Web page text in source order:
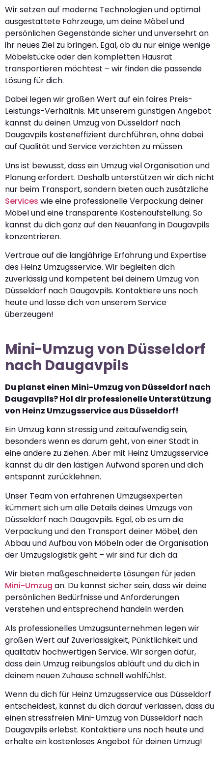
Wir setzen auf moderne Technologien und optimal
ausgestattete Fahrzeuge, um deine Möbel und
persönlichen Gegenstände sicher und unversehrt an
ihr neues Ziel zu bringen. Egal, ob du nur einige wenige
Möbelstücke oder den kompletten Hausrat
transportieren möchtest – wir finden die passende
Lösung für dich.
Dabei legen wir großen Wert auf ein faires Preis-
Leistungs-Verhältnis. Mit unserem günstigen Angebot
kannst du deinen Umzug von Düsseldorf nach
Daugavpils kosteneffizient durchführen, ohne dabei
auf Qualität und Service verzichten zu müssen.
Uns ist bewusst, dass ein Umzug viel Organisation und
Planung erfordert. Deshalb unterstützen wir dich nicht
nur beim Transport, sondern bieten auch zusätzliche
Services wie eine professionelle Verpackung deiner
Möbel und eine transparente Kostenaufstellung. So
kannst du dich ganz auf den Neuanfang in Daugavpils
konzentrieren.
Vertraue auf die langjährige Erfahrung und Expertise
des Heinz Umzugsservice. Wir begleiten dich
zuverlässig und kompetent bei deinem Umzug von
Düsseldorf nach Daugavpils. Kontaktiere uns noch
heute und lasse dich von unserem Service
überzeugen!
Mini-Umzug von Düsseldorf
nach Daugavpils
Du planst einen Mini-Umzug von Düsseldorf nach
Daugavpils? Hol dir professionelle Unterstützung
von Heinz Umzugsservice aus Düsseldorf!
Ein Umzug kann stressig und zeitaufwendig sein,
besonders wenn es darum geht, von einer Stadt in
eine andere zu ziehen. Aber mit Heinz Umzugsservice
kannst du dir den lästigen Aufwand sparen und dich
entspannt zurücklehnen.
Unser Team von erfahrenen Umzugsexperten
kümmert sich um alle Details deines Umzugs von
Düsseldorf nach Daugavpils. Egal, ob es um die
Verpackung und den Transport deiner Möbel, den
Abbau und Aufbau von Möbeln oder die Organisation
der Umzugslogistik geht – wir sind für dich da.
Wir bieten maßgeschneiderte Lösungen für jeden
Mini-Umzug an. Du kannst sicher sein, dass wir deine
persönlichen Bedürfnisse und Anforderungen
verstehen und entsprechend handeln werden.
Als professionelles Umzugsunternehmen legen wir
großen Wert auf Zuverlässigkeit, Pünktlichkeit und
qualitativ hochwertigen Service. Wir sorgen dafür,
dass dein Umzug reibungslos abläuft und du dich in
deinem neuen Zuhause schnell wohlfühlst.
Wenn du dich für Heinz Umzugsservice aus Düsseldorf
entscheidest, kannst du dich darauf verlassen, dass du
einen stressfreien Mini-Umzug von Düsseldorf nach
Daugavpils erlebst. Kontaktiere uns noch heute und
erhalte ein kostenloses Angebot für deinen Umzug!